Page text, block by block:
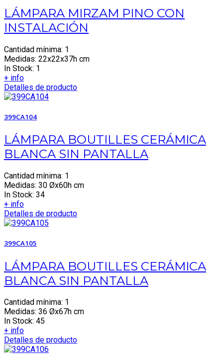
LÁMPARA MIRZAM PINO CON
INSTALACIÓN
Cantidad mínima: 1
Medidas: 22x22x37h cm
In Stock: 1
+ info
Detalles de producto
399CA104
LÁMPARA BOUTILLES CERÁMICA
BLANCA SIN PANTALLA
Cantidad mínima: 1
Medidas: 30 Øx60h cm
In Stock: 34
+ info
Detalles de producto
399CA105
LÁMPARA BOUTILLES CERÁMICA
BLANCA SIN PANTALLA
Cantidad mínima: 1
Medidas: 36 Øx67h cm
In Stock: 45
+ info
Detalles de producto